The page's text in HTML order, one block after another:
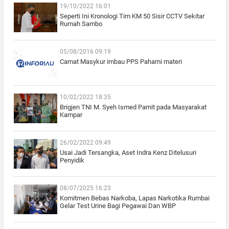
19/10/2022 16:01
Seperti Ini Kronologi Tim KM 50 Sisir CCTV Sekitar
Rumah Sambo
05/08/2016 09:19
Camat Masykur imbau PPS Pahami materi
10/02/2022 18:35
Brigjen TNI M. Syeh Ismed Pamit pada Masyarakat
Kampar
26/02/2022 09:49
Usai Jadi Tersangka, Aset Indra Kenz Ditelusuri
Penyidik
08/07/2025 16:23
Komitmen Bebas Narkoba, Lapas Narkotika Rumbai
Gelar Test Urine Bagi Pegawai Dan WBP